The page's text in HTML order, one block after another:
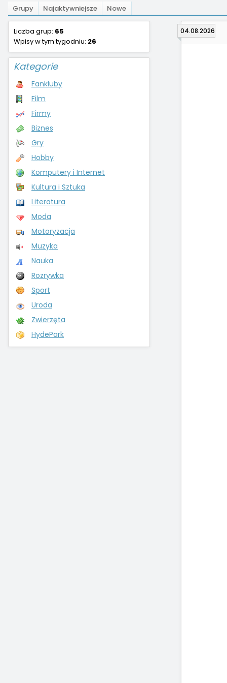
Grupy Najaktywniejsze Nowe
Liczba grup: 65
Wpisy w tym tygodniu: 26
Kategorie
Fankluby
Film
Firmy
Biznes
Gry
Hobby
Komputery i Internet
Kultura i Sztuka
Literatura
Moda
Motoryzacja
Muzyka
Nauka
Rozrywka
Sport
Uroda
Zwierzęta
HydePark
04.08.2026